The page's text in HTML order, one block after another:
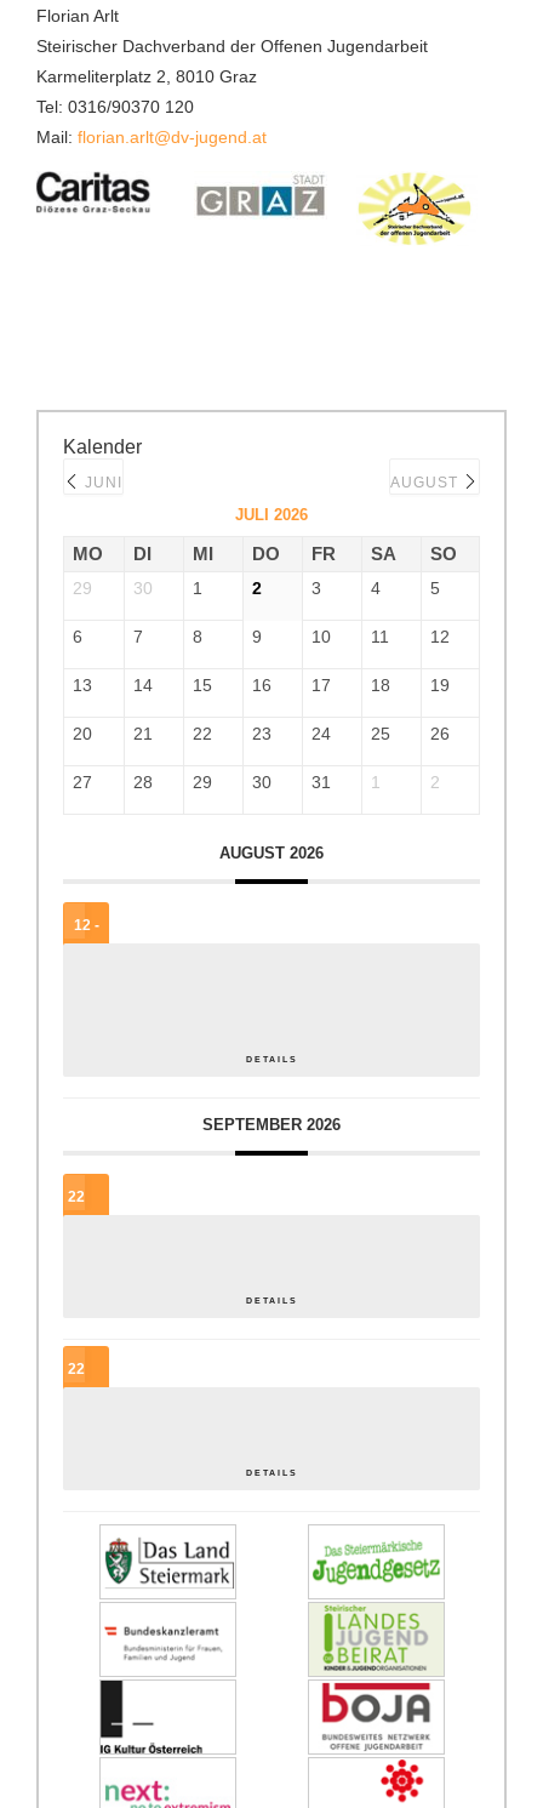
Florian Arlt
Steirischer Dachverband der Offenen Jugendarbeit
Karmeliterplatz 2, 8010 Graz
Tel: 0316/90370 120
Mail: florian.arlt@dv-jugend.at
Kalender
JUNI
JULI 2026
AUGUST
MO DI MI DO FR SA SO
29 30 1 2 3 4 5
6 7 8 9 10 11 12
13 14 15 16 17 18 19
20 21 22 23 24 25 26
27 28 29 30 31 1 2
AUGUST 2026
12 -
DETAILS
SEPTEMBER 2026
22
DETAILS
22
DETAILS